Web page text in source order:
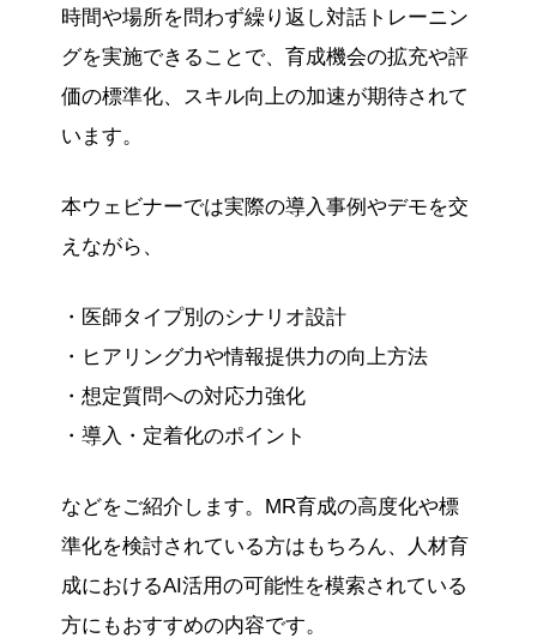
時間や場所を問わず繰り返し対話トレーニン
グを実施できることで、育成機会の拡充や評
価の標準化、スキル向上の加速が期待されて
います。
本ウェビナーでは実際の導入事例やデモを交
えながら、
・医師タイプ別のシナリオ設計
・ヒアリング力や情報提供力の向上方法
・想定質問への対応力強化
・導入・定着化のポイント
などをご紹介します。MR育成の高度化や標
準化を検討されている方はもちろん、人材育
成におけるAI活用の可能性を模索されている
方にもおすすめの内容です。